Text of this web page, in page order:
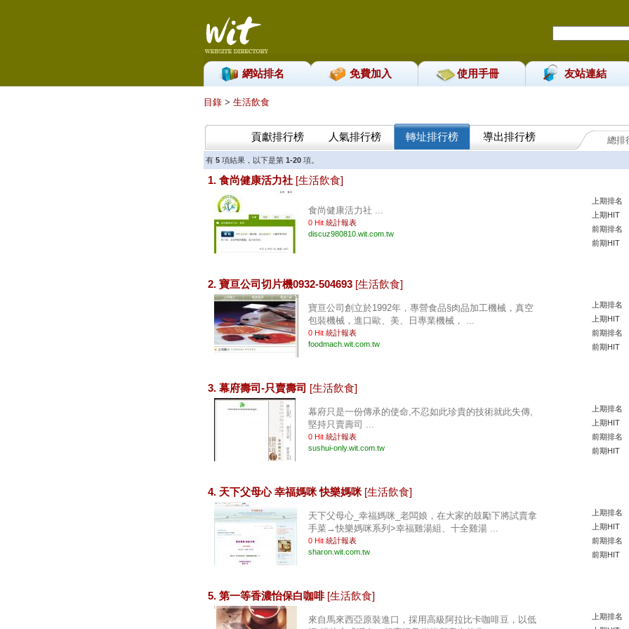
網站排名 免費加入 使用手冊 友站連結
目錄 > 生活飲食
貢獻排行榜 人氣排行榜 轉址排行榜 導出排行榜 總排
有 5 項結果，以下是第 1-20項。
1. 食尚健康活力社 [生活飲食]
食尚健康活力社 ...
0 Hit 統計報表
discuz980810.wit.com.tw
上期排名
上期HIT
前期排名
前期HIT
2. 寶亘公司切片機0932-504693 [生活飲食]
寶亘公司創立於1992年，專營食品§肉品加工機械，真空
包裝機械，進口歐、美、日專業機械， ...
0 Hit 統計報表
foodmach.wit.com.tw
上期排名
上期HIT
前期排名
前期HIT
3. 幕府壽司-只賣壽司 [生活飲食]
幕府只是一份傳承的使命,不忍如此珍貴的技術就此失傳,
堅持只賣壽司 ...
0 Hit 統計報表
sushui-only.wit.com.tw
上期排名
上期HIT
前期排名
前期HIT
4. 天下父母心 幸福媽咪 快樂媽咪 [生活飲食]
天下父母心_幸福媽咪_老闆娘，在大家的鼓勵下將試賣拿
手菜→快樂媽咪系列>幸福雞湯組、十全雞湯 ...
0 Hit 統計報表
sharon.wit.com.tw
上期排名
上期HIT
前期排名
前期HIT
5. 第一等香濃怡保白咖啡 [生活飲食]
來自馬來西亞原裝進口，採用高級阿拉比卡咖啡豆，以低
上期排名